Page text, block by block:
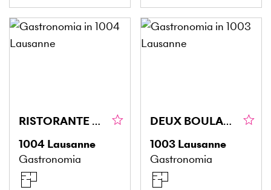
RISTORANTE AD ALTA ATTIVITÀ DA CONSEGNARE
1004 Lausanne
Gastronomia
DEUX BOULANGERIES / SOCIÉTÉ AVEC BON C.A.
1003 Lausanne
Gastronomia